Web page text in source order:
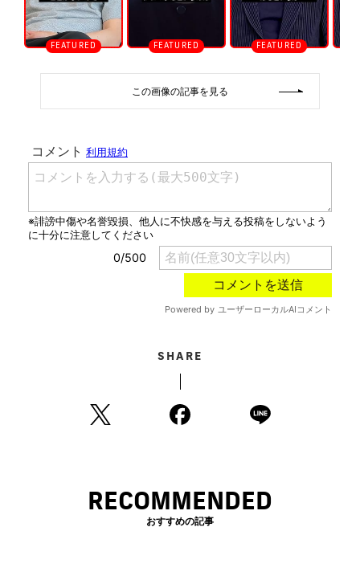
この画像の記事を見る
SHARE
RECOMMENDED
おすすめの記事